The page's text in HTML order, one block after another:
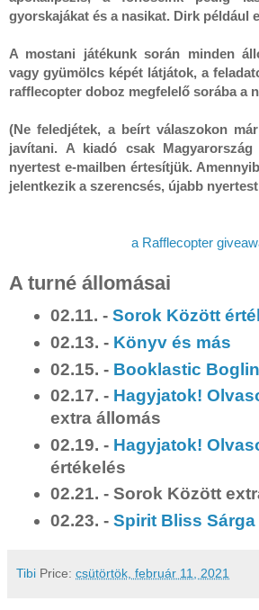
gyorskajákat és a nasikat. Dirk például
A mostani játékunk során minden
vagy gyümölcs képét látjátok, a
rafflecopter doboz megfelelő sorába a
(Ne feledjétek, a beírt válaszokon
javítani. A kiadó csak
nyertest e-mailben értesítjük.
jelentkezik a szerencsés, újabb
a Rafflecopter
A turné állomásai
02.11. -Sorok Között
02.13. - Könyv és más
02.15. - Booklastic
02.17. - Hagyjatok!
extra állomás
02.19. - Hagyjatok!
értékelés
02.21. - Sorok Között
02.23. -Spirit Bliss
Tibi Price: csütörtök, február 11, 2021